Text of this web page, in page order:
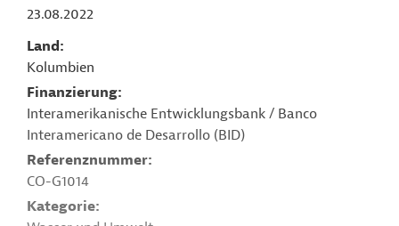
23.08.2022
Land
Kolumbien
Finanzierung
Interamerikanische Entwicklungsbank / Banco
Interamericano de Desarrollo (BID)
Referenznummer
CO-G1014
Kategorie